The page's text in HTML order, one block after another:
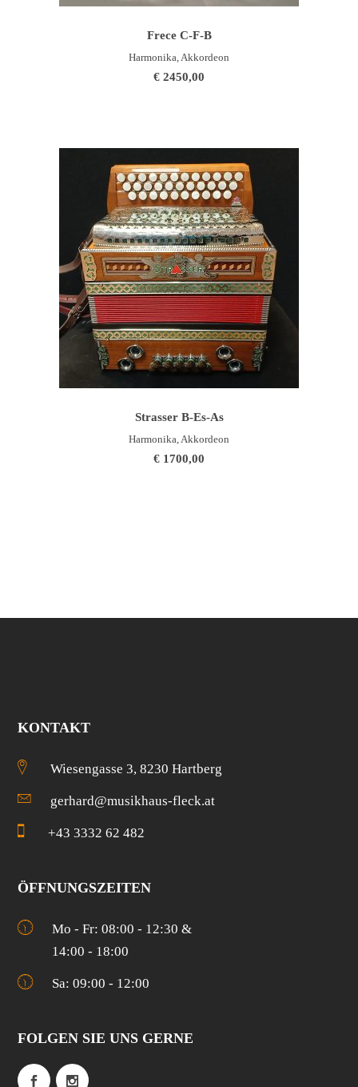
Frece C-F-B
Harmonika, Akkordeon
€ 2450,00
Strasser B-Es-As
Harmonika, Akkordeon
€ 1700,00
KONTAKT
Wiesengasse 3, 8230 Hartberg
gerhard@musikhaus-fleck.at
+43 3332 62 482
ÖFFNUNGSZEITEN
Mo - Fr: 08:00 - 12:30 &
14:00 - 18:00
Sa: 09:00 - 12:00
FOLGEN SIE UNS GERNE